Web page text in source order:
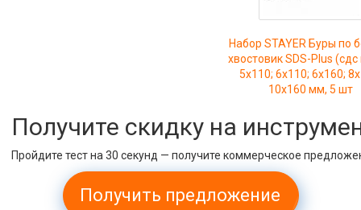
Набор STAYER Буры по
хвостовик SDS-Plus
5х110; 6х110; 6х160;
10х160 мм, 5 шт
Получите скидку на
Пройдите тест на 30 секунд — получите коммерческое
Получить предложение